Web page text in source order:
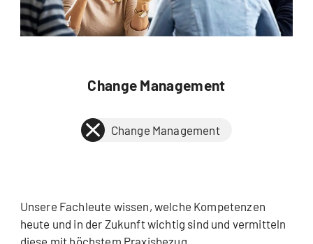
Change Management
Change Management
Unsere Fachleute wissen, welche Kompetenzen
heute und in der Zukunft wichtig sind und vermitteln